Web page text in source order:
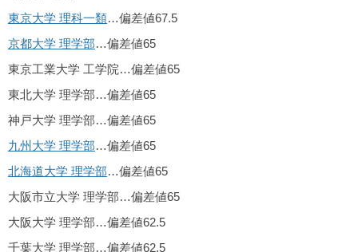
東京大学 理科一類…偏差値67.5
京都大学 理学部…偏差値65
東京工業大学 工学院…偏差値65
東北大学 理学部…偏差値65
神戸大学 理学部…偏差値65
九州大学 理学部…偏差値65
北海道大学 理学部…偏差値65
大阪市立大学 理学部…偏差値65
大阪大学 理学部…偏差値62.5
千葉大学 理学部…偏差値62.5